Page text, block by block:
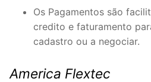
Os Pagamentos são
credito e faturamento
cadastro ou a negociar.
America Flextec